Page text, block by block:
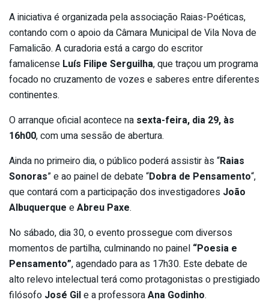
A iniciativa é organizada pela associação Raias-Poéticas,
contando com o apoio da Câmara Municipal de Vila Nova de
Famalicão. A curadoria está a cargo do escritor
famalicense Luís Filipe Serguilha, que traçou um programa
focado no cruzamento de vozes e saberes entre diferentes
continentes.
O arranque oficial acontece na sexta-feira, dia 29, às
16h00, com uma sessão de abertura.
Ainda no primeiro dia, o público poderá assistir às “Raias
Sonoras” e ao painel de debate “Dobra de Pensamento“,
que contará com a participação dos investigadores João
Albuquerque eAbreu Paxe.
No sábado, dia 30, o evento prossegue com diversos
momentos de partilha, culminando no painel “Poesia e
Pensamento”, agendado para as 17h30. Este debate de
alto relevo intelectual terá como protagonistas o prestigiado
filósofo José Gile a professoraAna Godinho.